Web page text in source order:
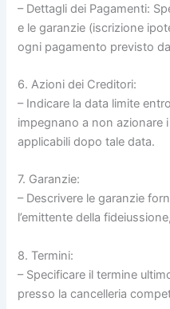
– Dettagli dei Pagamenti:
e le garanzie (iscrizione
ogni pagamento previsto
6. Azioni dei Creditori:
– Indicare la data limite
impegnano a non azionare
applicabili dopo tale data.
7. Garanzie:
– Descrivere le garanzie
l’emittente della
8. Termini:
– Specificare il termine
presso la cancelleria